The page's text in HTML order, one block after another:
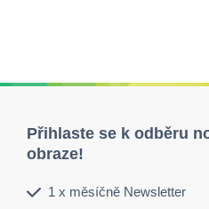
Přihlaste se k odběru
obraze!
1 x měsíčně Newsletter